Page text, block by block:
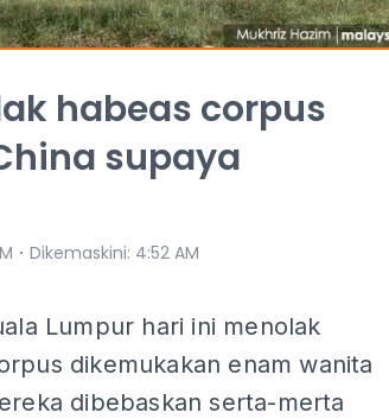
habeas corpus
supaya
⋅ Dikemaskini: 4:52 AM
Lumpur hari ini menolak
dikemukakan enam wanita
dibebaskan serta-merta